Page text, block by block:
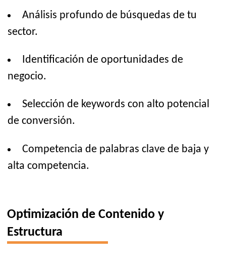
Análisis profundo de búsquedas de tu
sector.
Identificación de oportunidades de
negocio.
Selección de keywords con alto potencial
de conversión.
Competencia de palabras clave de baja y
alta competencia.
Optimización de Contenido y
Estructura